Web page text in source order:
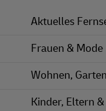
Aktuelles
Frauen & Mode
Wohnen,
Kinder, Eltern